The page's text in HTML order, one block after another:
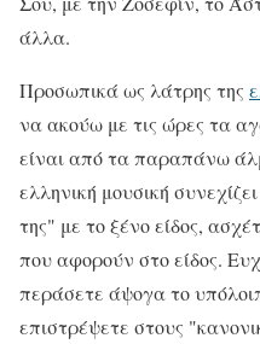
άλλα.
Προσωπικά ως λάτρης της
να ακούω με τις ώρες τα
είναι από τα παραπάνω
ελληνική μουσική
της" με το ξένο είδος,
που αφορούν στο είδος.
περάσετε άψογα το
επιστρέψετε στους